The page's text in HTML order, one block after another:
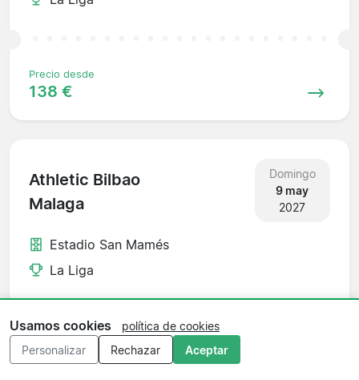
Precio desde
138 €
Athletic Bilbao
Malaga
Domingo
9 may
2027
Estadio San Mamés
La Liga
Precio desde
119 €
Usamos cookies
política de cookies
Personalizar
Rechazar Aceptar